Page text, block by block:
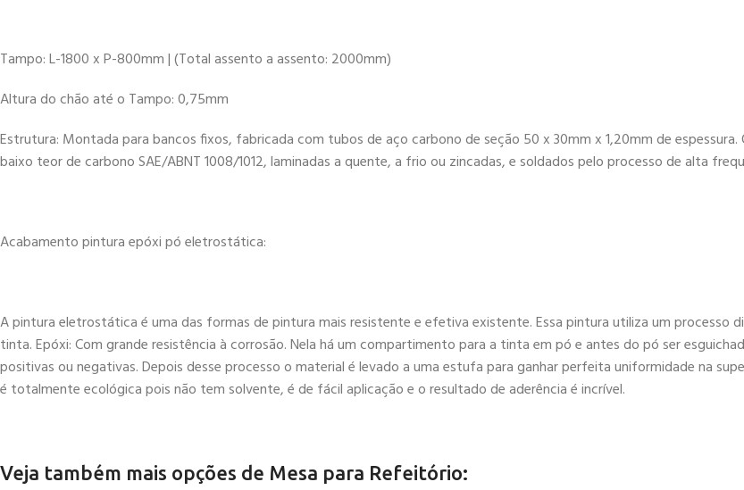
Tampo: L-1800 x P-800mm | (Total assento a assento: 2000mm)
Altura do chão até o Tampo: 0,75mm
Estrutura: Montada para bancos fixos, fabricada com tubos de aço carbono de seção 50 x 30mm x 1,20mm de
baixo teor de carbono SAE/ABNT 1008/1012, laminadas a quente, a frio ou zincadas, e soldados pelo processo de alta
Acabamento pintura epóxi pó eletrostática:
A pintura eletrostática é uma das formas de pintura mais resistente e efetiva existente. Essa pintura utiliza um processo
tinta. Epóxi: Com grande resistência à corrosão. Nela há um compartimento para a tinta em pó e antes do pó ser
positivas ou negativas. Depois desse processo o material é levado a uma estufa para ganhar perfeita uniformidade na
é totalmente ecológica pois não tem solvente, é de fácil aplicação e o resultado de aderência é incrível.
Veja também mais opções de Mesa para Refeitório: